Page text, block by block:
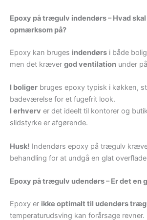
Epoxy på trægulv indendørs – Hvad
opmærksom på?
Epoxy kan bruges indendørs i både
men det kræver god ventilation under
I boliger bruges epoxy typisk i køkken,
badeværelse for et fugefrit look.
I erhverv er det ideelt til kontorer og
slidstyrke er afgørende.
Husk! Indendørs epoxy på trægulv
behandling for at undgå en glat
Epoxy på trægulv udendørs – Er det en
Epoxy er ikke optimalt til udendørs
temperaturudsving kan forårsage